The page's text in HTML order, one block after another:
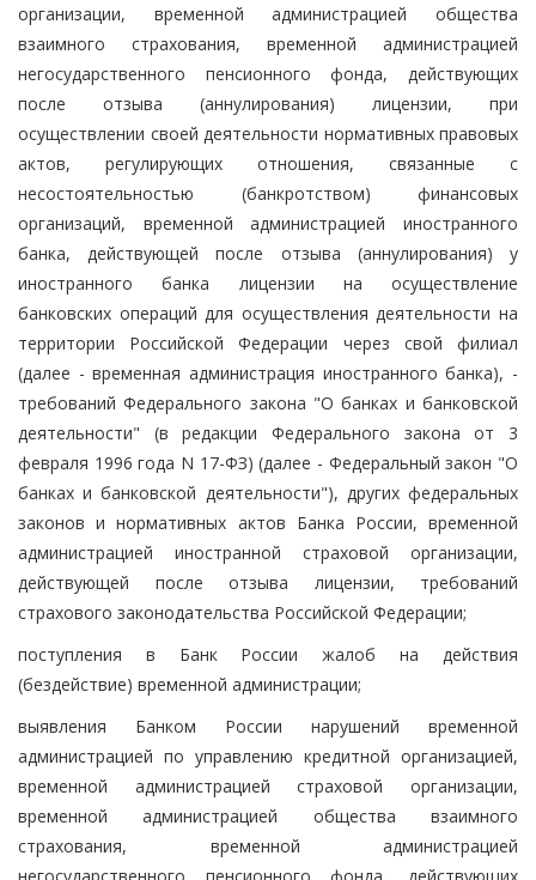
организации, временной администрацией общества
взаимного страхования, временной администрацией
негосударственного пенсионного фонда, действующих
после отзыва (аннулирования) лицензии, при
осуществлении своей деятельности нормативных правовых
актов, регулирующих отношения, связанные с
несостоятельностью (банкротством) финансовых
организаций, временной администрацией иностранного
банка, действующей после отзыва (аннулирования) у
иностранного банка лицензии на осуществление
банковских операций для осуществления деятельности на
территории Российской Федерации через свой филиал
(далее - временная администрация иностранного банка), -
требований Федерального закона "О банках и банковской
деятельности" (в редакции Федерального закона от 3
февраля 1996 года N 17-ФЗ) (далее - Федеральный закон "О
банках и банковской деятельности"), других федеральных
законов и нормативных актов Банка России, временной
администрацией иностранной страховой организации,
действующей после отзыва лицензии, требований
страхового законодательства Российской Федерации;
поступления в Банк России жалоб на действия
(бездействие) временной администрации;
выявления Банком России нарушений временной
администрацией по управлению кредитной организацией,
временной администрацией страховой организации,
временной администрацией общества взаимного
страхования, временной администрацией